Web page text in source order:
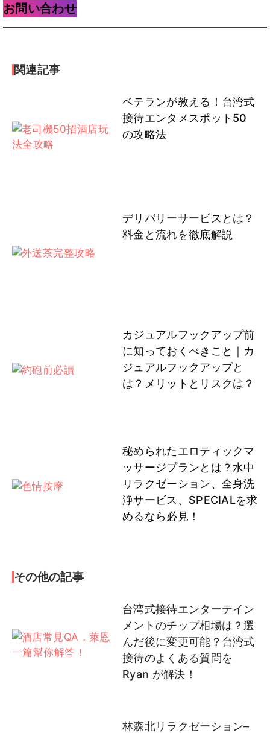
お問い合わせ
関連記事
ベテランが教える！台湾式
接待エンタメスポット50
の攻略法
デリバリーサービスとは？
料金と流れを徹底解説
カジュアルフックアップ前
に知っておくべきこと｜カ
ジュアルフックアップと
は？メリットとリスクは？
秘められたエロティックマ
ッサージプランとは？水中
リラクゼーション、全身洗
浄サービス、SPECIALを求
めるなら必見！
その他の記事
台湾式接待エンターテイン
メントのチップ相場は？選
んだ後に変更可能？台湾式
接待のよくある質問を
Ryan が解決！
林森北リラクゼーション–